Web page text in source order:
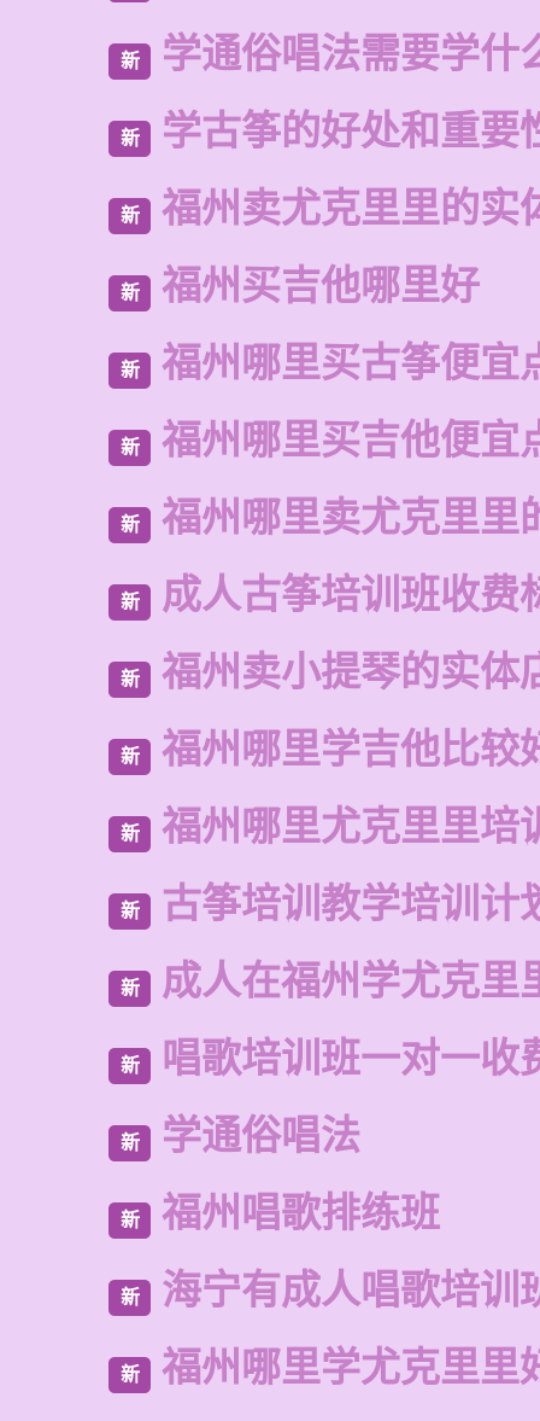
新 学通俗唱法需要学什
新 学古筝的好处和重要
新 福州卖尤克里里的实
新 福州买吉他哪里好
新 福州哪里买古筝便宜
新 福州哪里买吉他便宜
新 福州哪里卖尤克里里
新 成人古筝培训班收费
新 福州卖小提琴的实体
新 福州哪里学吉他比较
新 福州哪里尤克里里培
新 古筝培训教学培训计
新 成人在福州学尤克里
新 唱歌培训班一对一收
新 学通俗唱法
新 福州唱歌排练班
新 海宁有成人唱歌培训
新 福州哪里学尤克里里